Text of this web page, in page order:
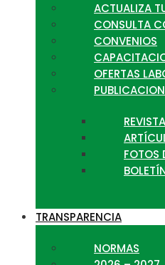
ACTUALIZA
CONSULTA
CONVENIOS
OFERTAS
FOTOS
TRANSPARENCIA
NORMAS